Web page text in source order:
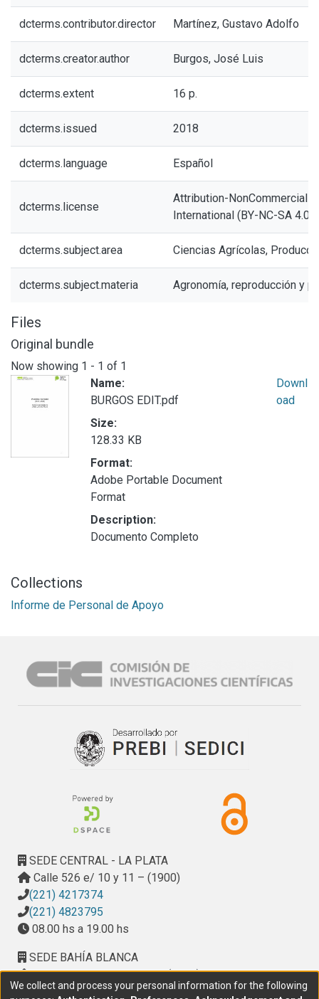
dcterms.contributor.director Martínez, Gustavo Adolfo
dcterms.creator.author Burgos, José Luis
dcterms.extent 16 p.
dcterms.issued 2018
dcterms.language Español
dcterms.license
Attribution-NonCommercial-
International (BY-NC-SA 4.0)
dcterms.subject.area Ciencias Agrícolas,
dcterms.subject.materia Agronomía, reproducción y
Files
Original bundle
Now showing 1 - 1 of 1
Name:
BURGOS EDIT.pdf
Size:
128.33 KB
Format:
Adobe Portable Document
Format
Description:
Documento Completo
Downl
oad
Collections
Informe de Personal de Apoyo
SEDE CENTRAL - LA PLATA
Calle 526 e/ 10 y 11 – (1900)
(221) 4217374
(221) 4823795
08.00 hs a 19.00 hs
SEDE BAHÍA BLANCA
Calle Ciudad de Cali 320 – (8000). Universidad
Provincial del Sudoeste (UPSO)
We collect and process your personal information for the following